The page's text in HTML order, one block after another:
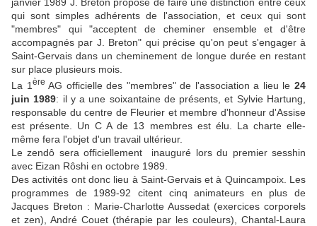
qui sont simples adhérents de l'association, et ceux qui sont
"membres" qui "acceptent de cheminer ensemble et d'être
accompagnés par J. Breton" qui précise qu'on peut s'engager à
Saint-Gervais dans un cheminement de longue durée en restant
sur place plusieurs mois.
La 1 ère AG officielle des "membres" de l'association a lieu le24
juin 1989: il y a une soixantaine de présents, et Sylvie Hartung,
responsable du centre de Fleurier et membre d'honneur d'Assise
est présente. Un C A de 13 membres est élu. La charte elle-
même fera l'objet d'un travail ultérieur.
Le zendô sera officiellement inauguré lors du premier sesshin
avec Eizan Rôshi en octobre 1989.
Des activités ont donc lieu à Saint-Gervais et à Quincampoix. Les
programmes de 1989-92 citent cinq animateurs en plus de
Jacques Breton : Marie-Charlotte Aussedat (exercices corporels
et zen), André Couet (thérapie par les couleurs), Chantal-Laura